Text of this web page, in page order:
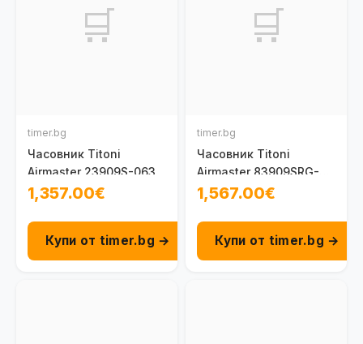
🛒
timer.bg
Часовник Titoni
Airmaster 23909S-063
1,357.00€
Купи от timer.bg →
🛒
timer.bg
Часовник Titoni
Airmaster 83909SRG-
063
1,567.00€
Купи от timer.bg →